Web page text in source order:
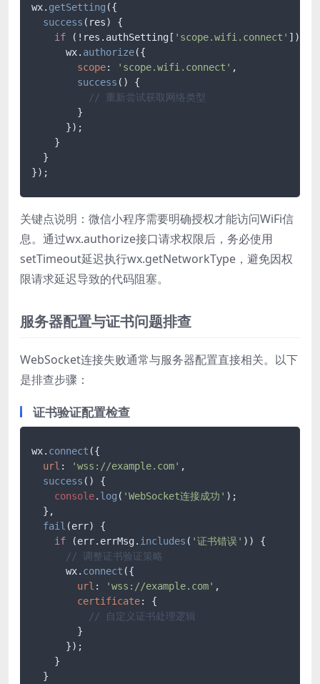
wx. getSetting ({
success ( res) {
if (!res. authSetting [ 'scope.wifi.connect' ]) {
      wx.
authorize({
scope: 'scope.wifi.connect' ,
success ( ) {
// 重新尝试获取网络类型
        }
      });
    }
  }
});
关键点说明：微信小程序需要明确授权才能访问WiFi信
息。通过wx.authorize接口请求权限后，务必使用
setTimeout延迟执行wx.getNetworkType，避免因权
限请求延迟导致的代码阻塞。
服务器配置与证书问题排查
WebSocket连接失败通常与服务器配置直接相关。以下
是排查步骤：
证书验证配置检查
wx. connect ({
url : 'wss://example.com' ,
success ( ) {
console. log ( 'WebSocket连接成功' );
  },
fail (err) {
if (err. errMsg . includes ( '证书错误' )) {
// 调整证书验证策略
      wx.
connect ({
url : 'wss://example.com' ,
certificate: {
// 自定义证书处理逻辑
        }
      });
    }
  }